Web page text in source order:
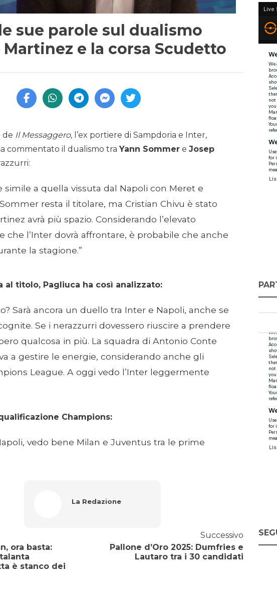
sue parole sul dualismo
Martinez e la corsa Scudetto
de Il Messaggero, l’ex portiere di Sampdoria e Inter,
commentato il dualismo tra Yann Sommer e Josep
simile a quella vissuta dal Napoli con Meret e
resta il titolare, ma Cristian Chivu è stato
avrà più spazio. Considerando l’elevato
che l’Inter dovrà affrontare, è probabile che anche
la stagione.”
al titolo, Pagliuca ha così analizzato:
Sarà ancora un duello tra Inter e Napoli, anche se
Se i nerazzurri dovessero riuscire a prendere
qualcosa in più. La squadra di Antonio Conte
a gestire le energie, considerando anche gli
League. A oggi vedo l’Inter leggermente
Champions:
vedo bene Milan e Juventus tra le prime
La Redazione
ora basta:
è stanco dei
Successivo
Pallone d’Oro 2025: Dumfries e
Lautaro tra i 30 candidati